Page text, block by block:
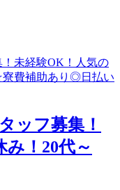
ッフ募集！
！20代～